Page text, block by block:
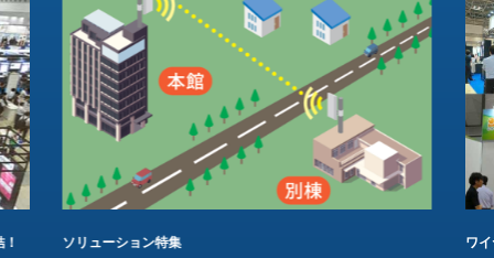
ソリューション特集 ワ